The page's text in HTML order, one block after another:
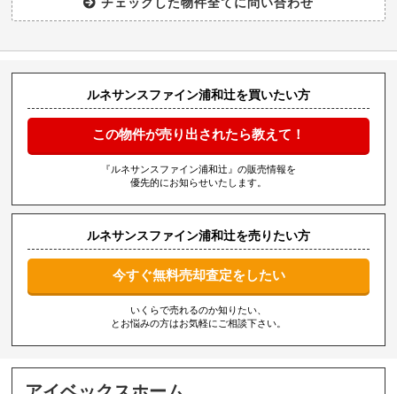
ルネサンスファイン浦和辻を買いたい方
この物件が売り出されたら教えて！
『ルネサンスファイン浦和辻』の販売情報を
優先的にお知らせいたします。
ルネサンスファイン浦和辻を売りたい方
今すぐ無料売却査定をしたい
いくらで売れるのか知りたい、
とお悩みの方はお気軽にご相談下さい。